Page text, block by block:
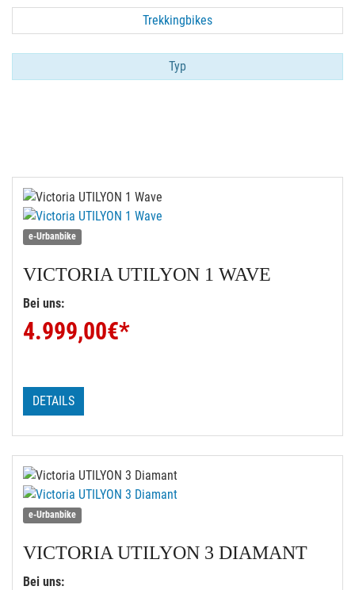
Trekkingbikes
Typ
e-Urbanbike
VICTORIA UTILYON 1 WAVE
Bei uns:
4.999,00€*
DETAILS
e-Urbanbike
VICTORIA UTILYON 3 DIAMANT
Bei uns: